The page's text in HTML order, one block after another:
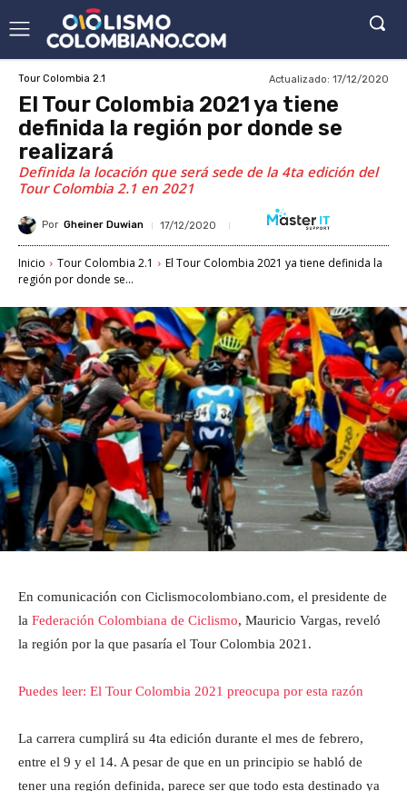
Tour Colombia 2.1 Actualizado: 17/12/2020
El Tour Colombia 2021 ya tiene
definida la región por donde se
realizará
Definida la locación que será sede de la 4ta edición del
Tour Colombia 2.1 en 2021
Por Gheiner Duwian 17/12/2020
Inicio Tour Colombia 2.1
El Tour Colombia 2021 ya tiene definida la
región por donde se...
En comunicación con Ciclismocolombiano.com, el presidente de
la Federación Colombiana de Ciclismo, Mauricio Vargas, reveló
la región por la que pasaría el Tour Colombia 2021.
Puedes leer: El Tour Colombia 2021 preocupa por esta razón
La carrera cumplirá su 4ta edición durante el mes de febrero,
entre el 9 y el 14. A pesar de que en un principio se habló de
tener una región definida, parece ser que todo esta destinado ya